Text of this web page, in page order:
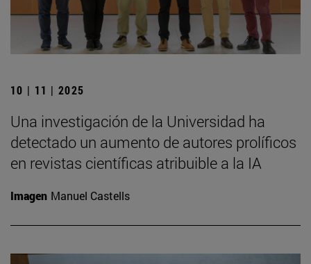
10 | 11 | 2025
Una investigación de la Universidad ha
detectado un aumento de autores prolíficos
en revistas científicas atribuible a la IA
Imagen Manuel Castells